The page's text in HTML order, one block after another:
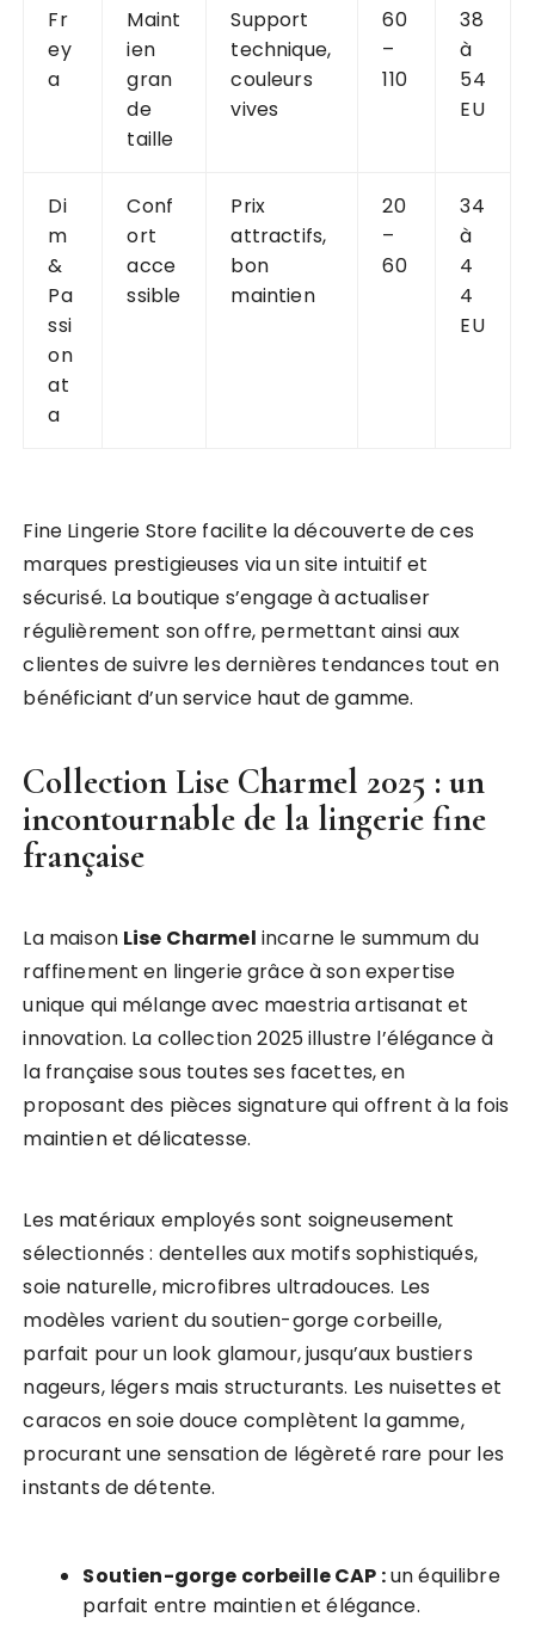
Fr
ey
a
Maint
ien
gran
de
taille
Support
technique,
couleurs
vives
60
–
110
38
à
54
EU
Di
m
&
Pa
ssi
on
at
a
Conf
ort
acce
ssible
Prix
attractifs,
bon
maintien
20
–
60
34
à
4
4
EU
Fine Lingerie Store facilite la découverte de ces
marques prestigieuses via un site intuitif et
sécurisé. La boutique s’engage à actualiser
régulièrement son offre, permettant ainsi aux
clientes de suivre les dernières tendances tout en
bénéficiant d’un service haut de gamme.
Collection Lise Charmel 2025 : un
incontournable de la lingerie fine
française
La maison Lise Charmel incarne le summum du
raffinement en lingerie grâce à son expertise
unique qui mélange avec maestria artisanat et
innovation. La collection 2025 illustre l’élégance à
la française sous toutes ses facettes, en
proposant des pièces signature qui offrent à la fois
maintien et délicatesse.
Les matériaux employés sont soigneusement
sélectionnés : dentelles aux motifs sophistiqués,
soie naturelle, microfibres ultradouces. Les
modèles varient du soutien-gorge corbeille,
parfait pour un look glamour, jusqu’aux bustiers
nageurs, légers mais structurants. Les nuisettes et
caracos en soie douce complètent la gamme,
procurant une sensation de légèreté rare pour les
instants de détente.
Soutien-gorge corbeille CAP :un équilibre
parfait entre maintien et élégance.